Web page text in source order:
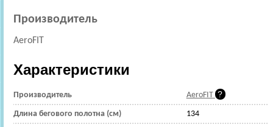
Производитель
AeroFIT
Характеристики
Производитель AeroFIT
Длина бегового полотна (см) 134